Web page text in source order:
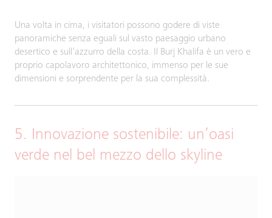
Una volta in cima, i visitatori possono godere di viste
panoramiche senza eguali sul vasto paesaggio urbano
desertico e sull’azzurro della costa. Il Burj Khalifa è un vero e
proprio capolavoro architettonico, immenso per le sue
dimensioni e sorprendente per la sua complessità.
5. Innovazione sostenibile: un’oasi
verde nel bel mezzo dello skyline